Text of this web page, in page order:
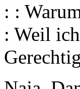
: :
: Weil